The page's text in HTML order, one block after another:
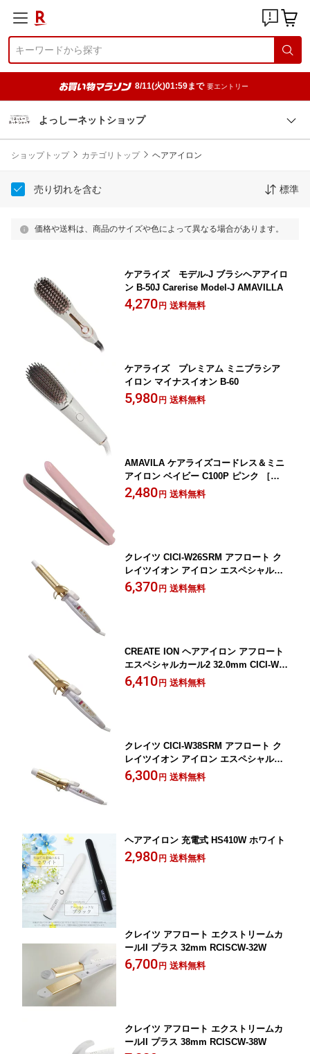
8/11(火)01:59まで 要エントリー
よっしーネットショップ
ショップトップ カテゴリトップ ヘアアイロン
売り切れを含む 標準
価格や送料は、商品のサイズや色によって異なる場合があります。
ケアライズ モデル-J ブラシヘアアイロ
ン B-50J Carerise Model-J AMAVILLA
4,270 円 送料無料
ケアライズ プレミアム ミニブラシア
イロン マイナスイオン B-60
5,980 円 送料無料
AMAVILA ケアライズコードレス＆ミニ
アイロン ベイビー C100P ピンク ［電
池式］
2,480 円 送料無料
クレイツ CICI-W26SRM アフロート ク
レイツイオン アイロン エスペシャルカ
ールII カールヘアーアイロン(26mm)
6,370 円 送料無料
CREATE ION ヘアアイロン アフロート
エスペシャルカール2 32.0mm CICI-W3
2SRM
6,410 円 送料無料
クレイツ CICI-W38SRM アフロート ク
レイツイオン アイロン エスペシャルカ
ールII カールヘアーアイロン(38mm)
6,300 円 送料無料
ヘアアイロン 充電式 HS410W ホワイト
2,980 円 送料無料
クレイツ アフロート エクストリームカ
ールII プラス 32mm RCISCW-32W
6,700 円 送料無料
クレイツ アフロート エクストリームカ
ールII プラス 38mm RCISCW-38W